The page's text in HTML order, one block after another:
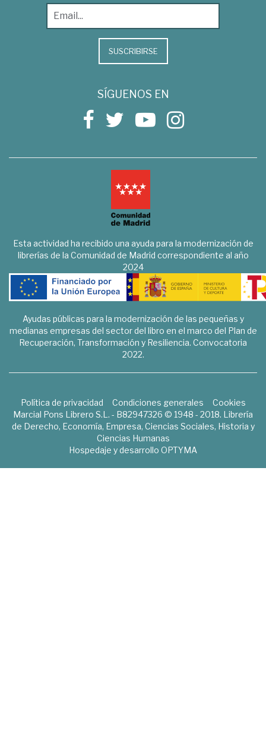
SUSCRIBIRSE
SÍGUENOS EN
Esta actividad ha recibido una ayuda para la modernización de
librerías de la Comunidad de Madrid correspondiente al año
2024
Ayudas públicas para la modernización de las pequeñas y
medianas empresas del sector del libro en el marco del Plan de
Recuperación, Transformación y Resiliencia. Convocatoria
2022.
Política de privacidad Condiciones generales
Cookies
Marcial Pons Librero S.L. - B82947326 © 1948 - 2018. Librería
de Derecho, Economía, Empresa, Ciencias Sociales, Historia y
Ciencias Humanas
Hospedaje y desarrollo OPTYMA